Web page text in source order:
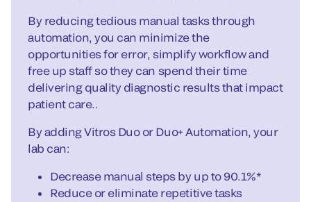
By reducing tedious manual tasks through
automation, you can minimize the
opportunities for error, simplify workflow and
free up staff so they can spend their time
delivering quality diagnostic results that impact
patient care..
By adding Vitros Duo or Duo+ Automation, your
lab can:
Decrease manual steps by up to 90.1%*
Reduce or eliminate repetitive tasks